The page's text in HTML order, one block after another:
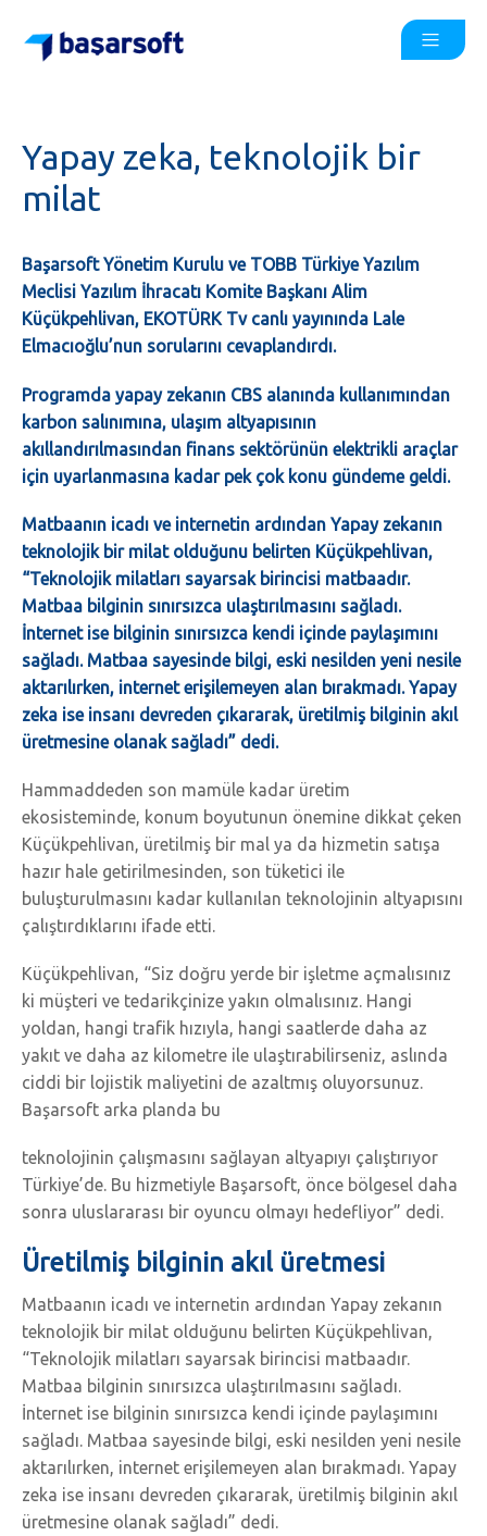
Yapay zeka, teknolojik bir
milat
Başarsoft Yönetim Kurulu ve TOBB Türkiye Yazılım
Meclisi Yazılım İhracatı Komite Başkanı Alim
Küçükpehlivan, EKOTÜRK Tv canlı yayınında Lale
Elmacıoğlu’nun sorularını cevaplandırdı.
Programda yapay zekanın CBS alanında kullanımından
karbon salınımına, ulaşım altyapısının
akıllandırılmasından finans sektörünün elektrikli araçlar
için uyarlanmasına kadar pek çok konu gündeme geldi.
Matbaanın icadı ve internetin ardından Yapay zekanın
teknolojik bir milat olduğunu belirten Küçükpehlivan,
“Teknolojik milatları sayarsak birincisi matbaadır.
Matbaa bilginin sınırsızca ulaştırılmasını sağladı.
İnternet ise bilginin sınırsızca kendi içinde paylaşımını
sağladı. Matbaa sayesinde bilgi, eski nesilden yeni nesile
aktarılırken, internet erişilemeyen alan bırakmadı. Yapay
zeka ise insanı devreden çıkararak, üretilmiş bilginin akıl
üretmesine olanak sağladı” dedi.
Hammaddeden son mamüle kadar üretim
ekosisteminde, konum boyutunun önemine dikkat çeken
Küçükpehlivan, üretilmiş bir mal ya da hizmetin satışa
hazır hale getirilmesinden, son tüketici ile
buluşturulmasını kadar kullanılan teknolojinin altyapısını
çalıştırdıklarını ifade etti.
Küçükpehlivan, “Siz doğru yerde bir işletme açmalısınız
ki müşteri ve tedarikçinize yakın olmalısınız. Hangi
yoldan, hangi trafik hızıyla, hangi saatlerde daha az
yakıt ve daha az kilometre ile ulaştırabilirseniz, aslında
ciddi bir lojistik maliyetini de azaltmış oluyorsunuz.
Başarsoft arka planda bu
teknolojinin çalışmasını sağlayan altyapıyı çalıştırıyor
Türkiye’de. Bu hizmetiyle Başarsoft, önce bölgesel daha
sonra uluslararası bir oyuncu olmayı hedefliyor” dedi.
Üretilmiş bilginin akıl üretmesi
Matbaanın icadı ve internetin ardından Yapay zekanın
teknolojik bir milat olduğunu belirten Küçükpehlivan,
“Teknolojik milatları sayarsak birincisi matbaadır.
Matbaa bilginin sınırsızca ulaştırılmasını sağladı.
İnternet ise bilginin sınırsızca kendi içinde paylaşımını
sağladı. Matbaa sayesinde bilgi, eski nesilden yeni nesile
aktarılırken, internet erişilemeyen alan bırakmadı. Yapay
zeka ise insanı devreden çıkararak, üretilmiş bilginin akıl
üretmesine olanak sağladı” dedi.